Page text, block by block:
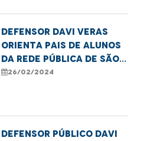
Imperatriz
Defensor Davi Veras
orienta pais de alunos
da rede pública de São
Luís sobre seus direitos
26/02/2024
Defensor público Davi